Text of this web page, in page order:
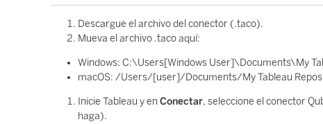
Descargue el archivo del conector (.taco).
Mueva el archivo .taco aquí:
Windows: C:\Users[Windows User]\Documents\My
macOS: /Users/[user]/Documents/My Tableau
Inicie Tableau y en Conectar, seleccione el conector
haga).